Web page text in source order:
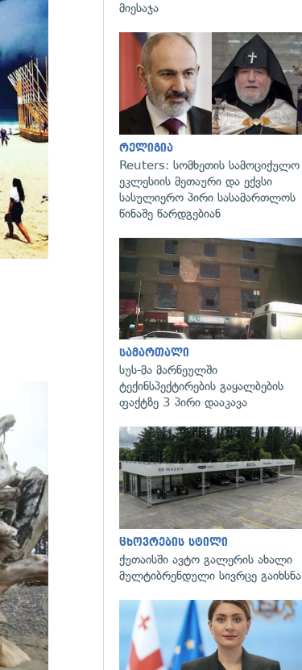
მიესაჯა
რელიგია
Reuters: სომხეთის სამოციქულო
ეკლესიის მეთაური და ექვსი
სასულიერო პირი სასამართლოს
წინაშე წარდგებიან
სამართალი
სუს-მა მარნეულში
ტექინსპექტირების გაყალბების
ფაქტზე 3 პირი დააკავა
ცხოვრების სტილი
ქუთაისში ავტო გალერის ახალი
მულტიბრენდული სივრცე გაიხსნა